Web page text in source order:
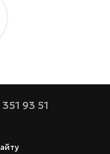
93 51